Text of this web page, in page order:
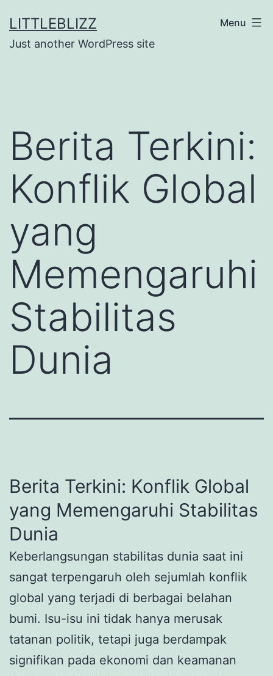
to
content
LITTLEBLIZZ
Just another WordPress site
Menu
Berita Terkini:
Konflik Global
yang
Memengaruhi
Stabilitas
Dunia
Berita Terkini: Konflik Global
yang Memengaruhi Stabilitas
Dunia
Keberlangsungan stabilitas dunia saat ini
sangat terpengaruh oleh sejumlah konflik
global yang terjadi di berbagai belahan
bumi. Isu-isu ini tidak hanya merusak
tatanan politik, tetapi juga berdampak
signifikan pada ekonomi dan keamanan